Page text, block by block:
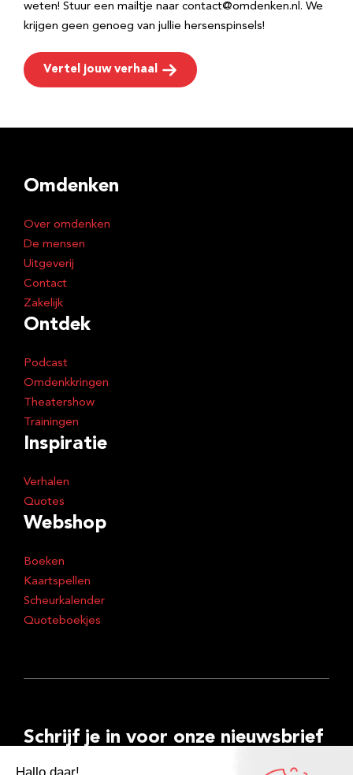
weten! Stuur een mailtje naar contact@omdenken.nl. We
krijgen geen genoeg van jullie hersenspinsels!
Vertel jouw verhaal
Omdenken
Over omdenken
De mensen
Uitgeverij
Contact
Zakelijk
Ontdek
Podcast
Omdenkkringen
Theatershow
Trainingen
Inspiratie
Verhalen
Quotes
Webshop
Boeken
Kaartspellen
Scheurkalender
Quoteboekjes
Schrijf je in voor onze nieuwsbrief